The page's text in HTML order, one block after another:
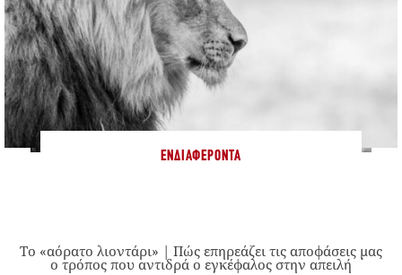
ΕΝΔΙΑΦΈΡΟΝΤΑ
Το «αόρατο λιοντάρι» | Πώς επηρεάζει τις αποφάσεις μας
ο τρόπος που αντιδρά ο εγκέφαλος στην απειλή